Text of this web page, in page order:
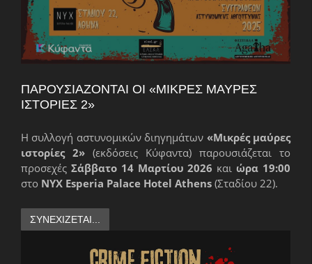
ΠΑΡΟΥΣΙΆΖΟΝΤΑΙ ΟΙ «ΜΙΚΡΈΣ ΜΑΎΡΕΣ
ΙΣΤΟΡΊΕΣ 2»
Η συλλογή αστυνομικών διηγημάτων «Μικρές μαύρες
ιστορίες 2» (εκδόσεις Κύφαντα) παρουσιάζεται το
προσεχές Σάββατο 14 Μαρτίου 2026 και ώρα 19:00
στο NYX Esperia Palace Hotel Athens (Σταδίου 22).
ΣΥΝΕΧΊΖΕΤΑΙ...